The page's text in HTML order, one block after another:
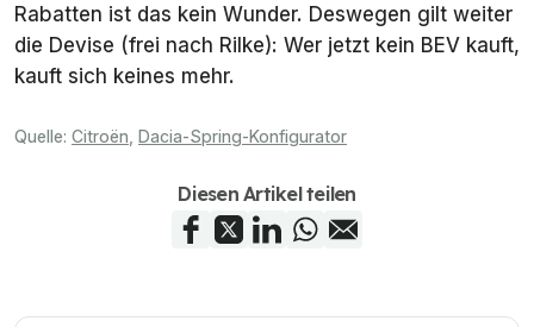
Rabatten ist das kein Wunder. Deswegen gilt weiter
die Devise (frei nach Rilke): Wer jetzt kein BEV kauft,
kauft sich keines mehr.
Quelle: Citroën Dacia-Spring-Konfigurator
Diesen Artikel teilen